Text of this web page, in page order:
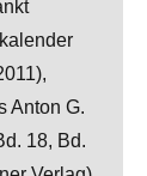
Anton G.
18, Bd.